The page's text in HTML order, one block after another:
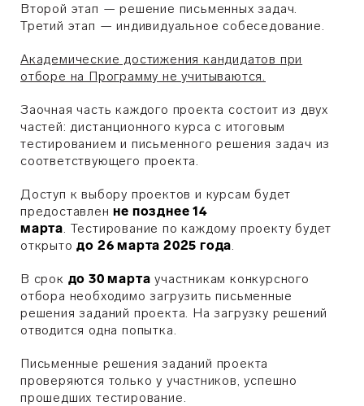
Второй этап — решение письменных задач.
Третий этап — индивидуальное собеседование.
Академические достижения кандидатов при
отборе на Программу не учитываются.
Заочная часть каждого проекта состоит из двух
частей: дистанционного курса с итоговым
тестированием и письменного решения задач из
соответствующего проекта.
Доступ к выбору проектов и курсам будет
предоставленне позднее 14
марта. Тестирование по каждому проекту будет
открытодо 26 марта 2025 года.
В срок до 30 марта участникам конкурсного
отбора необходимо загрузить письменные
решения заданий проекта. На загрузку решений
отводится одна попытка.
Письменные решения заданий проекта
проверяются только у участников, успешно
прошедших тестирование.